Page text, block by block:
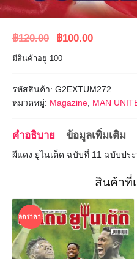
฿120.00
Original
price
฿120.00.
฿100.00
฿100.00.
มีสินค้าอยู่ 100
รหัสสินค้า: G2EXTUM272
หมวดหมู่: Magazine, MAN
คำอธิบาย ข้อมูลเพิ่มเติม
ผีแดง ยูไนเต็ด ฉบับที่ 11 ฉบับปร
สินค้าที่
ลดราคา!